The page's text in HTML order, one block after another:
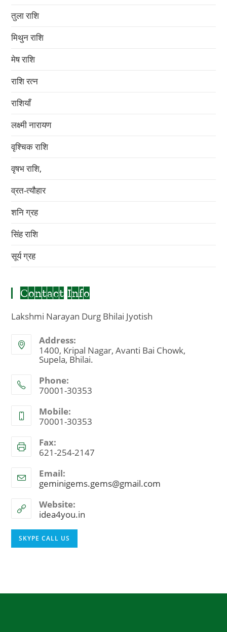
तुला राशि
मिथुन राशि
मेष राशि
राशि रत्न
राशियाँ
लक्ष्मी नारायण
वृश्चिक राशि
वृषभ राशि,
व्रत-त्यौहार
शनि ग्रह
सिंह राशि
सूर्य ग्रह
Contact Info
Lakshmi Narayan Durg Bhilai Jyotish
Address:
1400, Kripal Nagar, Avanti Bai Chowk,
Supela, Bhilai.
Phone:
70001-30353
Mobile:
70001-30353
Fax:
621-254-2147
Email:
geminigems.gems@gmail.com
Website:
idea4you.in
SKYPE CALL US
in